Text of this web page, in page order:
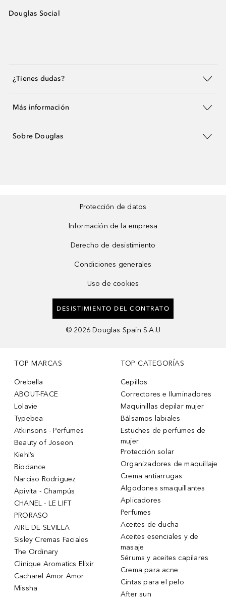
Douglas Social
¿Tienes dudas?
Más información
Sobre Douglas
Protección de datos
Información de la empresa
Derecho de desistimiento
Condiciones generales
Uso de cookies
DESISTIMIENTO DEL CONTRATO
© 2026 Douglas Spain S.A.U
TOP MARCAS
Orebella
ABOUT-FACE
Lolavie
Typebea
Atkinsons - Perfumes
Beauty of Joseon
Kiehl’s
Biodance
Narciso Rodriguez
Apivita - Champús
CHANEL - LE LIFT
PRORASO
AIRE DE SEVILLA
Sisley Cremas Faciales
The Ordinary
Clinique Aromatics Elixir
Cacharel Amor Amor
Missha
TOP CATEGORÍAS
Cepillos
Correctores e Iluminadores
Maquinillas depilar mujer
Bálsamos labiales
Estuches de perfumes de
mujer
Protección solar
Organizadores de maquillaje
Crema antiarrugas
Algodones smaquillantes
Aplicadores
Perfumes
Aceites de ducha
Aceites esenciales y de
masaje
Sérums y aceites capilares
Crema para acne
Cintas para el pelo
After sun